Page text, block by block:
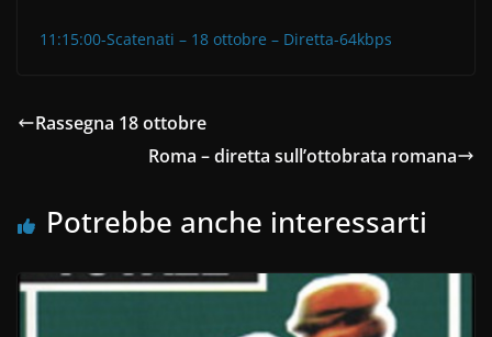
11:15:00-Scatenati – 18 ottobre – Diretta-64kbps
Rassegna 18 ottobre
Roma – diretta sull’ottobrata romana
Potrebbe anche interessarti